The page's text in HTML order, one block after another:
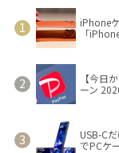
iPhone
「
【今日
ーン
USB-C
でPCケ